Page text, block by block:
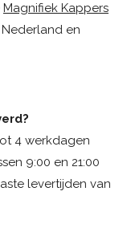
Magnifiek Kappers
en
4 werkdagen
9:00 en 21:00
levertijden van